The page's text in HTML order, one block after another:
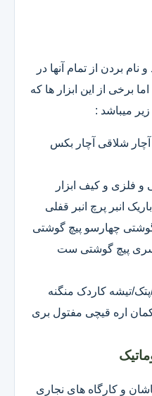
نام بردن از تمام آنها در
برخی از این ابزار ها که
زیر میباشد :
آچار شلاقی آچار بکس
و فلزی و کیف ابزار
انبر پرچ انبر قفلی
گوشتی چهارسو پیچ گوشتی
پیچ گوشتی ست
تیشه کاردک منگنه
اره قیچی مفتول بری
و کارگاه های نجاری